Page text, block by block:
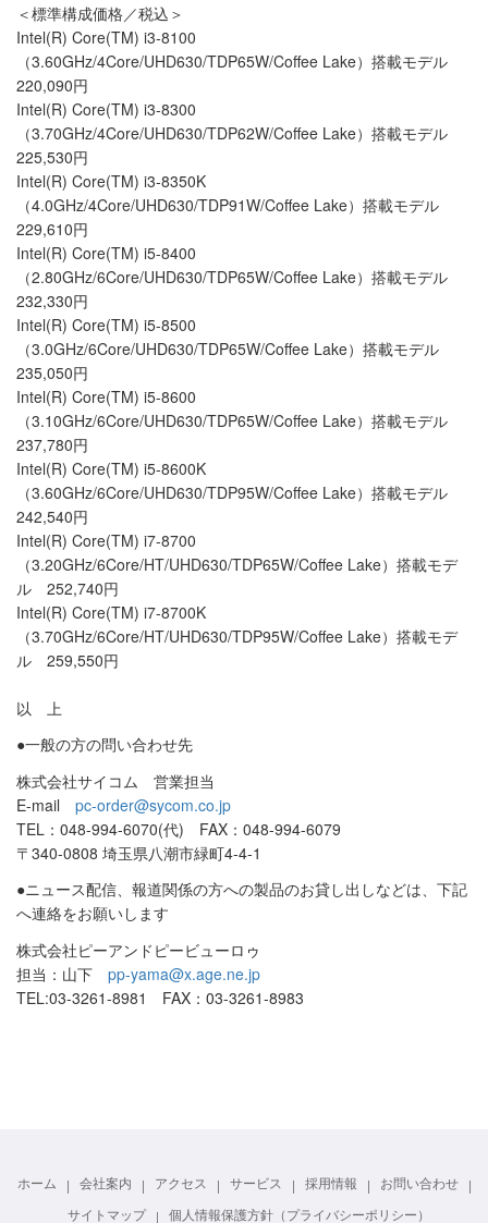
＜標準構成価格／税込＞
Intel(R) Core(TM) i3-8100
（3.60GHz/4Core/UHD630/TDP65W/Coffee Lake）搭載モデル
220,090円
Intel(R) Core(TM) i3-8300
（3.70GHz/4Core/UHD630/TDP62W/Coffee Lake）搭載モデル
225,530円
Intel(R) Core(TM) i3-8350K
（4.0GHz/4Core/UHD630/TDP91W/Coffee Lake）搭載モデル
229,610円
Intel(R) Core(TM) i5-8400
（2.80GHz/6Core/UHD630/TDP65W/Coffee Lake）搭載モデル
232,330円
Intel(R) Core(TM) i5-8500
（3.0GHz/6Core/UHD630/TDP65W/Coffee Lake）搭載モデル
235,050円
Intel(R) Core(TM) i5-8600
（3.10GHz/6Core/UHD630/TDP65W/Coffee Lake）搭載モデル
237,780円
Intel(R) Core(TM) i5-8600K
（3.60GHz/6Core/UHD630/TDP95W/Coffee Lake）搭載モデル
242,540円
Intel(R) Core(TM) i7-8700
（3.20GHz/6Core/HT/UHD630/TDP65W/Coffee Lake）搭載モデ
ル 252,740円
Intel(R) Core(TM) i7-8700K
（3.70GHz/6Core/HT/UHD630/TDP95W/Coffee Lake）搭載モデ
ル 259,550円
以 上
●一般の方の問い合わせ先
株式会社サイコム 営業担当
E-mail pc-order@sycom.co.jp
TEL：048-994-6070(代) FAX：048-994-6079
〒340-0808 埼玉県八潮市緑町4-4-1
●ニュース配信、報道関係の方への製品のお貸し出しなどは、下記
へ連絡をお願いします
株式会社ピーアンドピービューロゥ
担当：山下 pp-yama@x.age.ne.jp
TEL:03-3261-8981 FAX：03-3261-8983
ホーム 会社案内 アクセス サービス 採用情報
お問い合わせ
サイトマップ
個人情報保護方針（プライバシーポリシー）